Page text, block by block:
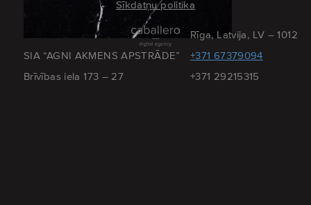
SIA “AGNI AKMENS APSTRĀDE”
Brīvības iela 173 – 27
Rīga, Latvija, LV – 1012
+371 67379094
+371 29215315
Sīkdatņu politika